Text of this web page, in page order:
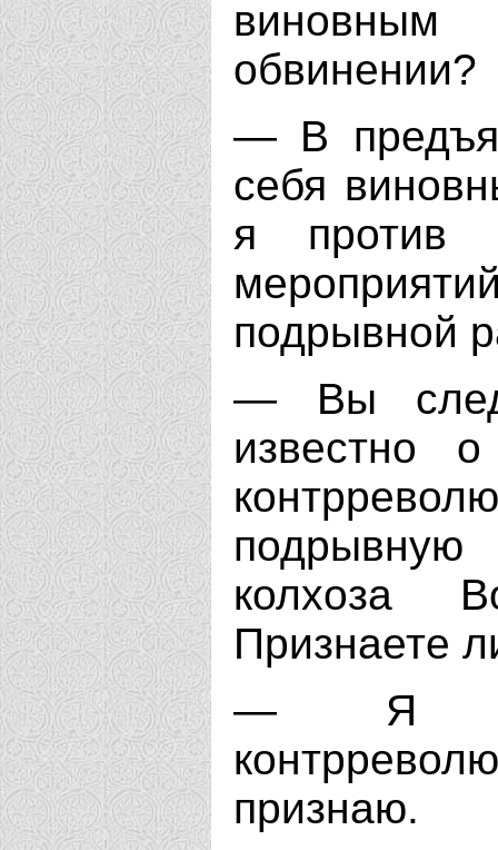
обвинении?
— В
себя
я
подрывной
— Вы
известно
колхоза
Признаете
— Я
признаю.